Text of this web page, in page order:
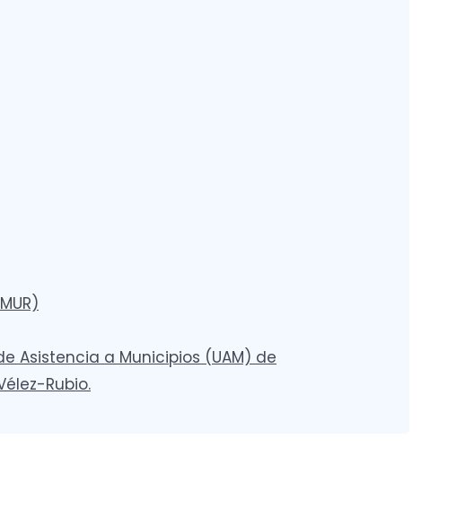
Asistencia a Municipios (UAM) de
Rubio.